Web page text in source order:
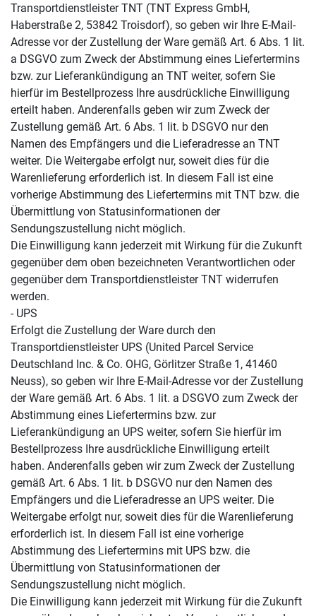
Transportdienstleister TNT (TNT Express GmbH,
Haberstraße 2, 53842 Troisdorf), so geben wir Ihre E-Mail-
Adresse vor der Zustellung der Ware gemäß Art. 6 Abs. 1 lit.
a DSGVO zum Zweck der Abstimmung eines Liefertermins
bzw. zur Lieferankündigung an TNT weiter, sofern Sie
hierfür im Bestellprozess Ihre ausdrückliche Einwilligung
erteilt haben. Anderenfalls geben wir zum Zweck der
Zustellung gemäß Art. 6 Abs. 1 lit. b DSGVO nur den
Namen des Empfängers und die Lieferadresse an TNT
weiter. Die Weitergabe erfolgt nur, soweit dies für die
Warenlieferung erforderlich ist. In diesem Fall ist eine
vorherige Abstimmung des Liefertermins mit TNT bzw. die
Übermittlung von Statusinformationen der
Sendungszustellung nicht möglich.
Die Einwilligung kann jederzeit mit Wirkung für die Zukunft
gegenüber dem oben bezeichneten Verantwortlichen oder
gegenüber dem Transportdienstleister TNT widerrufen
werden.
- UPS
Erfolgt die Zustellung der Ware durch den
Transportdienstleister UPS (United Parcel Service
Deutschland Inc. & Co. OHG, Görlitzer Straße 1, 41460
Neuss), so geben wir Ihre E-Mail-Adresse vor der Zustellung
der Ware gemäß Art. 6 Abs. 1 lit. a DSGVO zum Zweck der
Abstimmung eines Liefertermins bzw. zur
Lieferankündigung an UPS weiter, sofern Sie hierfür im
Bestellprozess Ihre ausdrückliche Einwilligung erteilt
haben. Anderenfalls geben wir zum Zweck der Zustellung
gemäß Art. 6 Abs. 1 lit. b DSGVO nur den Namen des
Empfängers und die Lieferadresse an UPS weiter. Die
Weitergabe erfolgt nur, soweit dies für die Warenlieferung
erforderlich ist. In diesem Fall ist eine vorherige
Abstimmung des Liefertermins mit UPS bzw. die
Übermittlung von Statusinformationen der
Sendungszustellung nicht möglich.
Die Einwilligung kann jederzeit mit Wirkung für die Zukunft